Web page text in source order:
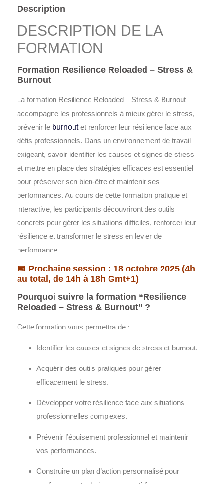
Description
DESCRIPTION DE LA
FORMATION
Formation Resilience Reloaded – Stress &
Burnout
La formation Resilience Reloaded – Stress & Burnout
accompagne les professionnels à mieux gérer le stress,
prévenir le burnoutet renforcer leur résilience face aux
défis professionnels. Dans un environnement de travail
exigeant, savoir identifier les causes et signes de stress
et mettre en place des stratégies efficaces est essentiel
pour préserver son bien-être et maintenir ses
performances. Au cours de cette formation pratique et
interactive, les participants découvriront des outils
concrets pour gérer les situations difficiles, renforcer leur
résilience et transformer le stress en levier de
performance.
📅 Prochaine session : 18 octobre 2025 (4h
au total, de 14h à 18h Gmt+1)
Pourquoi suivre la formation “Resilience
Reloaded – Stress & Burnout” ?
Cette formation vous permettra de :
Identifier les causes et signes de stress et burnout.
Acquérir des outils pratiques pour gérer
efficacement le stress.
Développer votre résilience face aux situations
professionnelles complexes.
Prévenir l’épuisement professionnel et maintenir
vos performances.
Construire un plan d’action personnalisé pour